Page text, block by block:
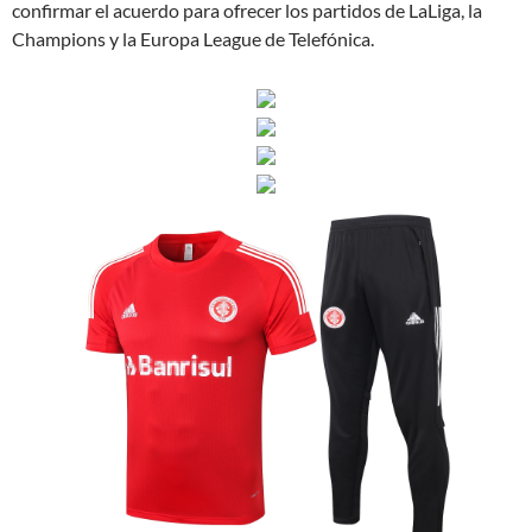
confirmar el acuerdo para ofrecer los partidos de LaLiga, la
Champions y la Europa League de Telefónica.